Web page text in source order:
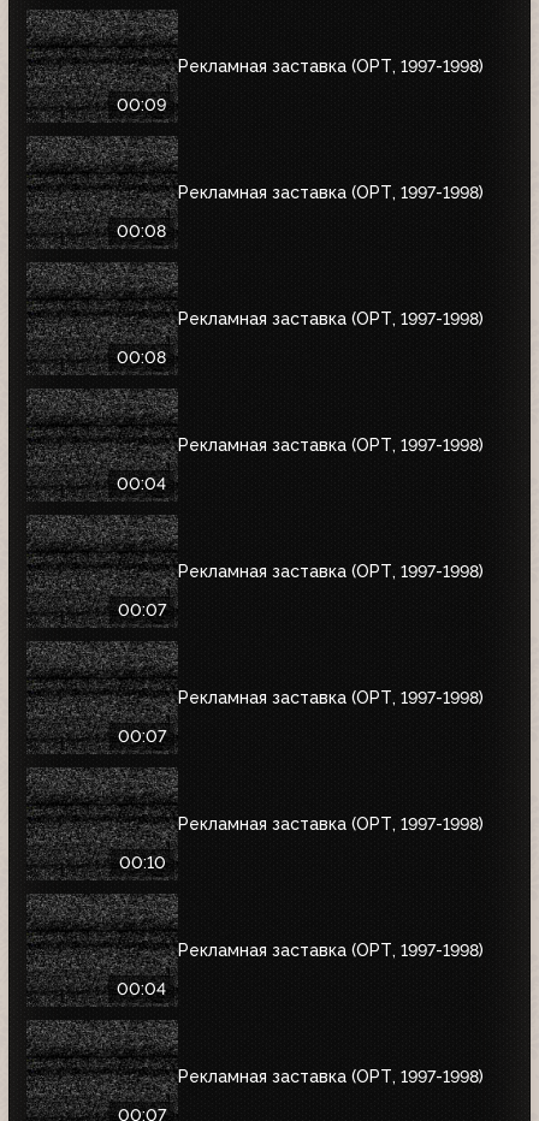
00:09
Рекламная заставка (ОРТ, 1997-1998)
00:08
Рекламная заставка (ОРТ, 1997-1998)
00:08
Рекламная заставка (ОРТ, 1997-1998)
00:04
Рекламная заставка (ОРТ, 1997-1998)
00:07
Рекламная заставка (ОРТ, 1997-1998)
00:07
Рекламная заставка (ОРТ, 1997-1998)
00:10
Рекламная заставка (ОРТ, 1997-1998)
00:04
Рекламная заставка (ОРТ, 1997-1998)
00:07
Рекламная заставка (ОРТ, 1997-1998)